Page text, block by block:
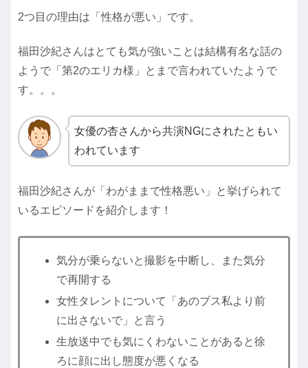
2つ目の理由は「性格が悪い」です。
福田沙紀さんはとても気が強いことは結構有名な話の
ようで「第2のエリカ様」とまで言われていたようで
す。。。
女優の杏さんから共演NGにされたともい
われています
福田沙紀さんが「わがままで性格悪い」と挙げられて
いるエピソードを紹介します！
気分が乗らないと撮影を中断し、また気分
で再開する
女性タレントについて「あのブス私より前
に出さないで」と言う
生放送中でも気にくわないことがあると徐
ろに顔に出し態度が悪くなる